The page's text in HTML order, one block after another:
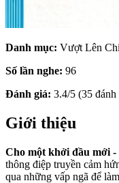
Danh mục: Vượt Lên
Số lần nghe: 96
Đánh giá: 3.4/5 (35 đánh
Giới thiệu
Cho một khởi đầu mới -
thông điệp truyền cảm
qua những vấp ngã để